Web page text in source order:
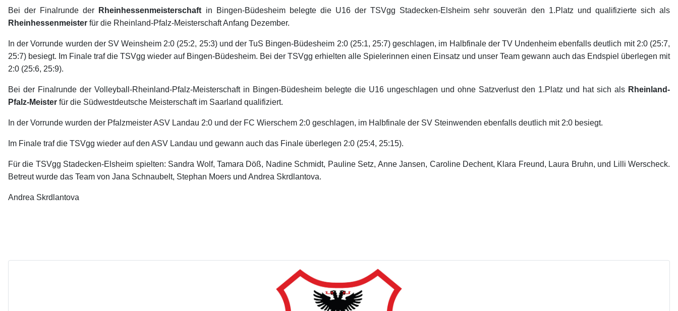
Bei der Finalrunde der Rheinhessenmeisterschaft in Bingen-Büdesheim belegte die U16 der TSVgg Stadecken-Elsheim sehr souverän den 1.Platz und qualifizierte sich als
Rheinhessenmeister für die Rheinland-Pfalz-Meisterschaft Anfang Dezember.
In der Vorrunde wurden der SV Weinsheim 2:0 (25:2, 25:3) und der TuS Bingen-Büdesheim 2:0 (25:1, 25:7) geschlagen, im Halbfinale der TV Undenheim ebenfalls deutlich mit 2:0 (25:7,
25:7) besiegt. Im Finale traf die TSVgg wieder auf Bingen-Büdesheim. Bei der TSVgg erhielten alle Spielerinnen einen Einsatz und unser Team gewann auch das Endspiel überlegen mit
2:0 (25:6, 25:9).
Bei der Finalrunde der Volleyball-Rheinland-Pfalz-Meisterschaft in Bingen-Büdesheim belegte die U16 ungeschlagen und ohne Satzverlust den 1.Platz und hat sich als Rheinland-
Pfalz-Meister für die Südwestdeutsche Meisterschaft im Saarland qualifiziert.
In der Vorrunde wurden der Pfalzmeister ASV Landau 2:0 und der FC Wierschem 2:0 geschlagen, im Halbfinale der SV Steinwenden ebenfalls deutlich mit 2:0 besiegt.
Im Finale traf die TSVgg wieder auf den ASV Landau und gewann auch das Finale überlegen 2:0 (25:4, 25:15).
Für die TSVgg Stadecken-Elsheim spielten: Sandra Wolf, Tamara Döß, Nadine Schmidt, Pauline Setz, Anne Jansen, Caroline Dechent, Klara Freund, Laura Bruhn, und Lilli Werscheck.
Betreut wurde das Team von Jana Schnaubelt, Stephan Moers und Andrea Skrdlantova.
Andrea Skrdlantova